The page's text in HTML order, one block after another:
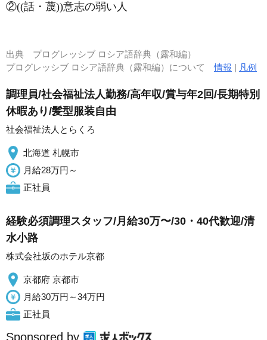
②((話・蔑))意志の弱い人
出典 プログレッシブ ロシア語辞典（露和編）
プログレッシブ ロシア語辞典（露和編）について情報 | 凡例
調理員/社会福祉法人勤務/高年収/賞与年2回/長期特別
休暇あり/髪型服装自由
社会福祉法人とらくろ
北海道 札幌市
月給28万円～
正社員
経験必須調理スタッフ/月給30万〜/30・40代歓迎/清
水小路
株式会社坂のホテル京都
京都府 京都市
月給30万円～34万円
正社員
Sponsored by